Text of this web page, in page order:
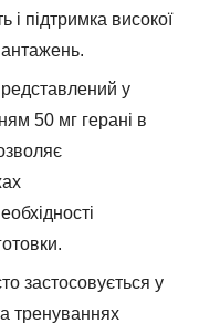
і підтримка високої
у
50 мг герані в
застосовується у
тренуваннях